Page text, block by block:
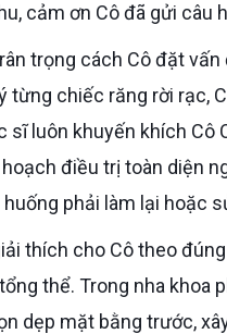
cảm ơn Cô đã gửi
từng chiếc răng rời rạc,
sĩ luôn khuyến khích
điều trị toàn diện
phải làm lại hoặc
thể. Trong nha khoa
dẹp mặt bằng trước,